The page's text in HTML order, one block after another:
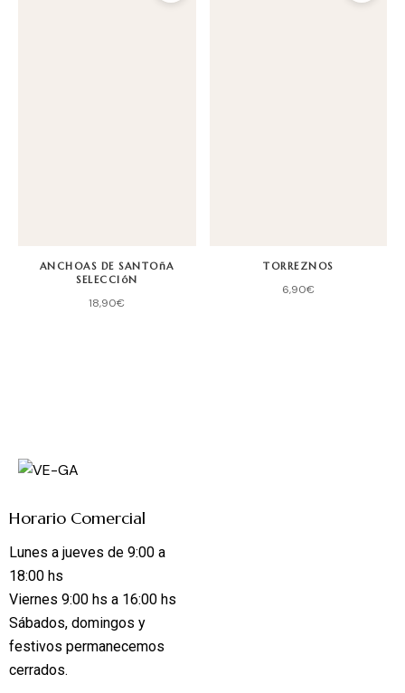
ANCHOAS DE SANTOñA
SELECCIóN
18,90€
TORREZNOS
6,90€
Horario Comercial
Lunes a jueves de 9:00 a
18:00 hs
Viernes 9:00 hs a 16:00 hs
Sábados, domingos y
festivos permanecemos
cerrados.